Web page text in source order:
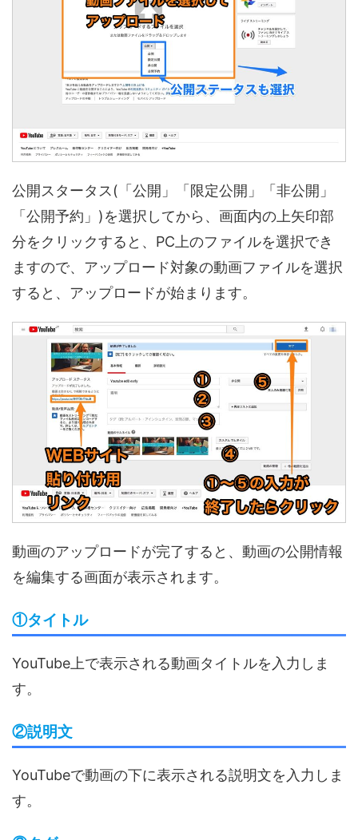
公開スタータス(「公開」「限定公開」「非公開」
「公開予約」)を選択してから、画面内の上矢印部
分をクリックすると、PC上のファイルを選択でき
ますので、アップロード対象の動画ファイルを選択
すると、アップロードが始まります。
動画のアップロードが完了すると、動画の公開情報
を編集する画面が表示されます。
①タイトル
YouTube上で表示される動画タイトルを入力しま
す。
②説明文
YouTubeで動画の下に表示される説明文を入力しま
す。